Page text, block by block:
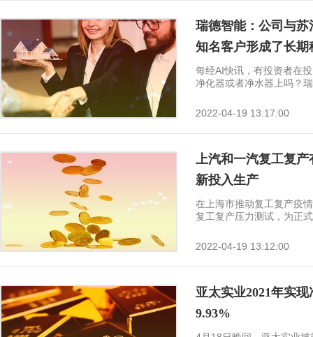
瑞德智能：公司与
知名客户形成了长期
每经AI快讯，有投资者在
净化器或者净水器上吗？
2022-04-19 13:17:00
上汽和一汽复工复
新投入生产
在上海市推动复工复产疫
复工复产压力测试，为正
2022-04-19 13:12:00
亚太实业2021年实
9.93%